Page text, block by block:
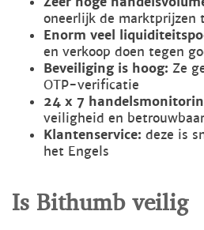
oneerlijk de marktprijzen
Enorm veel
en verkoop doen tegen
Beveiliging is hoog: Ze
OTP-verificatie
24 x 7
veiligheid en
Klantenservice: deze is
het Engels
Is Bithumb veilig